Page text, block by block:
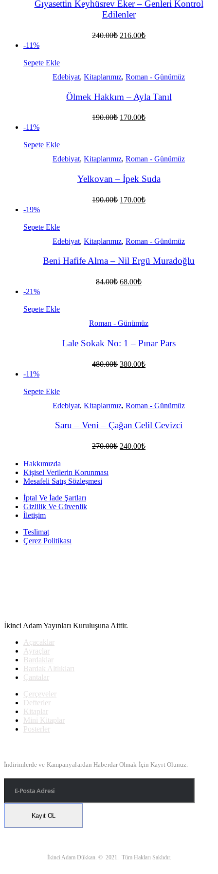
Gıyasettin Keyhüsrev Eker – Genleri Kontrol
Edilenler
240.00₺ Orijinal
216.00₺Şu
-11%
Sepete Ekle
Edebiyat, Kitaplarımız, Roman - Günümüz
Ölmek Hakkım – Ayla Tanıl
190.00₺ Orijinal
170.00₺Şu
-11%
Sepete Ekle
Edebiyat, Kitaplarımız, Roman - Günümüz
Yelkovan – İpek Suda
190.00₺ Orijinal
170.00₺Şu
-19%
Sepete Ekle
Edebiyat, Kitaplarımız, Roman - Günümüz
Beni Hafife Alma – Nil Ergü Muradoğlu
84.00₺ Orijinal
68.00₺Şu
-21%
Sepete Ekle
Roman - Günümüz
Lale Sokak No: 1 – Pınar Pars
480.00₺ Orijinal
380.00₺Şu
-11%
Sepete Ekle
Edebiyat, Kitaplarımız, Roman - Günümüz
Saru – Veni – Çağan Celil Cevizci
270.00₺ Orijinal
240.00₺Şu
Hakkımızda
Kişisel Verilerin Korunması
Mesafeli Satış Sözleşmesi
İptal Ve İade Şartları
Gizlilik Ve Güvenlik
İletişim
Teslimat
Çerez Politikası
İkinci Adam Yayınları Kuruluşuna Aittir.
Açacaklar
Ayraçlar
Bardaklar
Bardak Altlıkları
Çantalar
Çerçeveler
Defterler
Kitaplar
Mini Kitaplar
Posterler
İndirimlerde ve Kampanyalardan Haberdar Olmak İçin Kayıt Olunuz.
İkinci Adam Dükkan. © 2021. Tüm Hakları Saklıdır.